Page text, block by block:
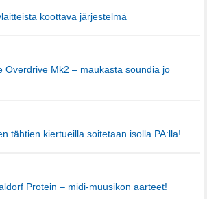
koottava järjestelmä
Overdrive Mk2 – maukasta soundia jo
tähtien kiertueilla soitetaan isolla PA:lla!
Protein – midi-muusikon aarteet!